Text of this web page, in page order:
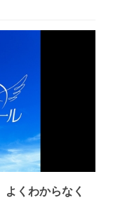
よくわからなく